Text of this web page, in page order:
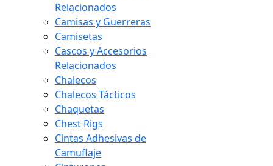
Relacionados
Camisas y Guerreras
Camisetas
Cascos y Accesorios
Relacionados
Chalecos
Chalecos Tácticos
Chaquetas
Chest Rigs
Cintas Adhesivas de
Camuflaje